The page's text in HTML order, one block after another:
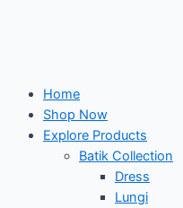
Home
Shop Now
Explore Products
Batik Collection
Dress
Lungi